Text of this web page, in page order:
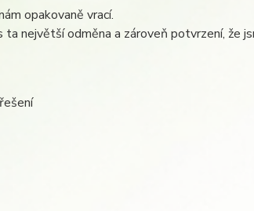
opakovaně vrací.
ta největší odměna a zároveň potvrzení, že